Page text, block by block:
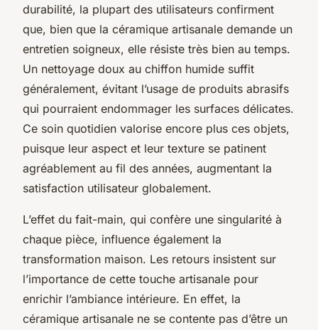
durabilité, la plupart des utilisateurs confirment
que, bien que la céramique artisanale demande un
entretien soigneux, elle résiste très bien au temps.
Un nettoyage doux au chiffon humide suffit
généralement, évitant l’usage de produits abrasifs
qui pourraient endommager les surfaces délicates.
Ce soin quotidien valorise encore plus ces objets,
puisque leur aspect et leur texture se patinent
agréablement au fil des années, augmentant la
satisfaction utilisateur globalement.
L’effet du fait-main, qui confère une singularité à
chaque pièce, influence également la
transformation maison. Les retours insistent sur
l’importance de cette touche artisanale pour
enrichir l’ambiance intérieure. En effet, la
céramique artisanale ne se contente pas d’être un